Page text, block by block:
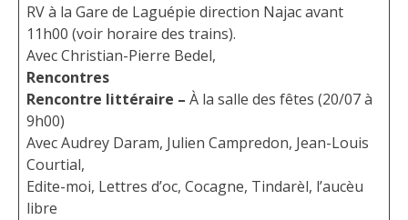
RV à la Gare de Laguépie direction Najac avant
11h00 (voir horaire des trains).
Avec Christian-Pierre Bedel,
Rencontres
Rencontre littéraire – À la salle des fêtes (20/07 à
9h00)
Avec Audrey Daram, Julien Campredon, Jean-Louis
Courtial,
Edite-moi, Lettres d’oc, Cocagne, Tindarèl, l’aucèu
libre